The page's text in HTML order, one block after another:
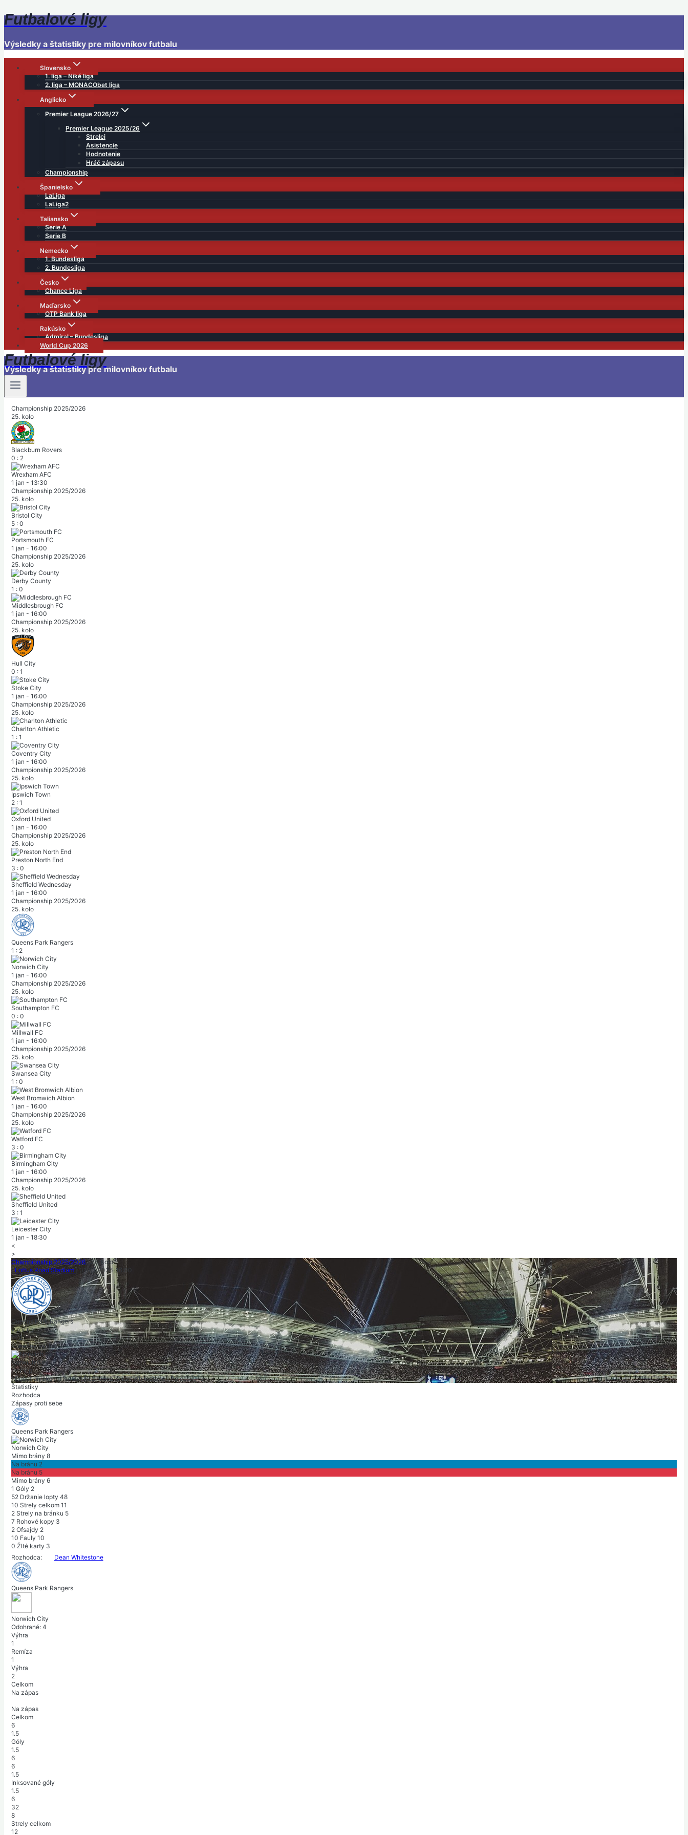
Skip
to
Futbalové ligy
Výsledky a štatistiky pre milovníkov futbalu
Slovensko
1. liga – Niké liga
2. liga – MONACObet liga
Anglicko
Premier League 2026/27
Premier League 2025/26
Strelci
Asistencie
Hodnotenie
Hráč zápasu
Championship
Španielsko
LaLiga
LaLiga2
Taliansko
Serie A
Serie B
Nemecko
1. Bundesliga
2. Bundesliga
Česko
Chance Liga
Maďarsko
OTP Bank liga
Rakúsko
Admiral – Bundesliga
World Cup 2026
Futbalové ligy
Výsledky a štatistiky pre milovníkov futbalu
Championship 2025/2026
25. kolo
Blackburn Rovers
0 : 2
Wrexham AFC
1 jan - 13:30
Championship 2025/2026
25. kolo
Bristol City
5 : 0
Portsmouth FC
1 jan - 16:00
Championship 2025/2026
25. kolo
Derby County
1 : 0
Middlesbrough FC
1 jan - 16:00
Championship 2025/2026
25. kolo
Hull City
0 : 1
Stoke City
1 jan - 16:00
Championship 2025/2026
25. kolo
Charlton Athletic
1 : 1
Coventry City
1 jan - 16:00
Championship 2025/2026
25. kolo
Ipswich Town
2 : 1
Oxford United
1 jan - 16:00
Championship 2025/2026
25. kolo
Preston North End
3 : 0
Sheffield Wednesday
1 jan - 16:00
Championship 2025/2026
25. kolo
Queens Park Rangers
1 : 2
Norwich City
1 jan - 16:00
Championship 2025/2026
25. kolo
Southampton FC
0 : 0
Millwall FC
1 jan - 16:00
Championship 2025/2026
25. kolo
Swansea City
1 : 0
West Bromwich Albion
1 jan - 16:00
Championship 2025/2026
25. kolo
Watford FC
3 : 0
Birmingham City
1 jan - 16:00
Championship 2025/2026
25. kolo
Sheffield United
3 : 1
Leicester City
1 jan - 18:30
<
>
Championship 2025/2026| 25. kolo
| Loftus Road Stadium| 01/01/2026-16:00
Queens Park Rangers
vpvrp
1 : 2
Konečný výsledok
Norwich City
rvrvp
| Počet divákov: 17 452 | Rozhodca: Dean Whitestone | Polčas: 0-0
Štatistiky
Rozhodca
Zápasy proti sebe
Queens Park Rangers
Norwich City
Mimo brány 8
Na bránu 2
Na bránu 5
Mimo brány 6
1 Góly 2
52 Držanie lopty 48
10 Strely celkom 11
2 Strely na bránku 5
7 Rohové kopy 3
2 Ofsajdy 2
10 Fauly 10
0 Žlté karty 3
Rozhodca:
Dean Whitestone
Queens Park Rangers
Norwich City
Odohrané: 4
Výhra
1
Remíza
1
Výhra
2
Celkom
Na zápas
Na zápas
Celkom
6
1.5
Góly
1.5
6
6
1.5
Inksované góly
1.5
6
32
8
Strely celkom
12